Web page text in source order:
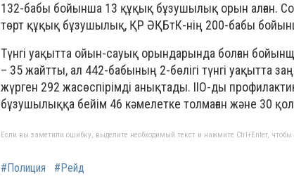
132-бабы бойынша 13 құқық бұзушылық орын алған.
төрт құқық бұзушылық, ҚР ӘҚБтК-нің 200-бабы
Түнгі уақытта ойын-сауық орындарында болған
– 35 жайтты, ал 442-бабының 2-бөлігі түнгі уақытта
жүрген 292 жасөспірімді анықтады. ІІО-ды
бұзушылыққа бейім 46 кәмелетке толмаған және 30
Если вы заметили ошибку, выделите необходимый текст и нажмите Ctrl+Enter, чтобы
#Полиция #Рейд